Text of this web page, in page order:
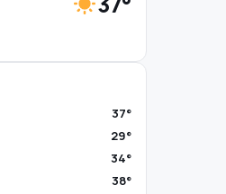
37°
29°
34°
38°